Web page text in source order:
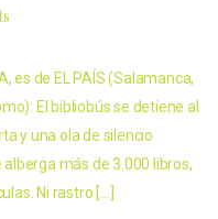
es de EL PAÍS (Salamanca,
El bibliobús se detiene al
y una ola de silencio
más de 3.000 libros,
Ni rastro […]